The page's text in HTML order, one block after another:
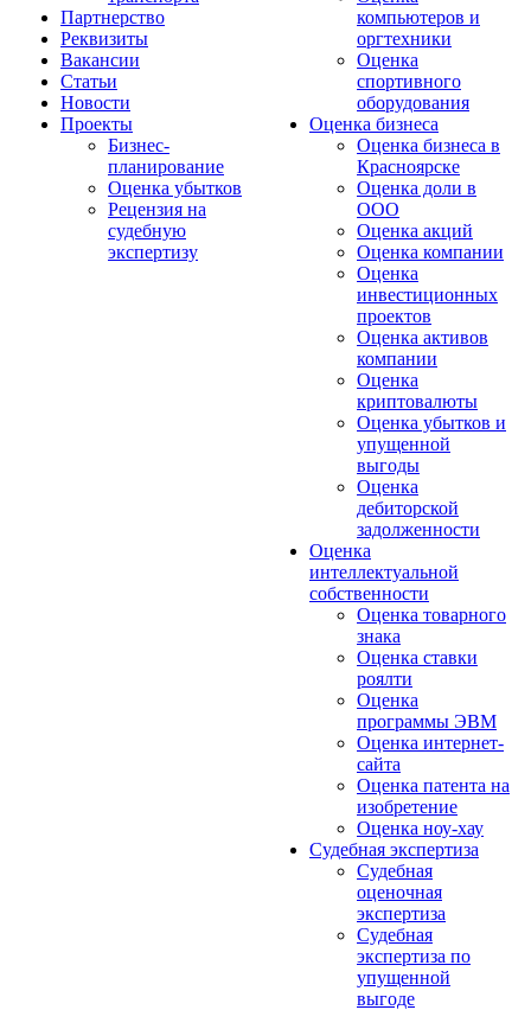
Партнерство
Реквизиты
Вакансии
Статьи
Новости
Проекты
Бизнес-
планирование
Оценка убытков
Рецензия на
судебную
экспертизу
компьютеров и
оргтехники
Оценка
спортивного
оборудования
Оценка бизнеса
Оценка бизнеса в
Красноярске
Оценка доли в
ООО
Оценка акций
Оценка компании
Оценка
инвестиционных
проектов
Оценка активов
компании
Оценка
криптовалюты
Оценка убытков и
упущенной
выгоды
Оценка
дебиторской
задолженности
Оценка
интеллектуальной
собственности
Оценка товарного
знака
Оценка ставки
роялти
Оценка
программы ЭВМ
Оценка интернет-
сайта
Оценка патента на
изобретение
Оценка ноу-хау
Судебная экспертиза
Судебная
оценочная
экспертиза
Судебная
экспертиза по
упущенной
выгоде